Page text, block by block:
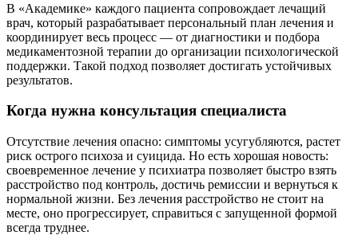
В «Академике» каждого пациента сопровождает лечащий
врач, который разрабатывает персональный план лечения и
координирует весь процесс — от диагностики и подбора
медикаментозной терапии до организации психологической
поддержки. Такой подход позволяет достигать устойчивых
результатов.
Когда нужна консультация специалиста
Отсутствие лечения опасно: симптомы усугубляются, растет
риск острого психоза и суицида. Но есть хорошая новость:
своевременное лечение у психиатра позволяет быстро взять
расстройство под контроль, достичь ремиссии и вернуться к
нормальной жизни. Без лечения расстройство не стоит на
месте, оно прогрессирует, справиться с запущенной формой
всегда труднее.